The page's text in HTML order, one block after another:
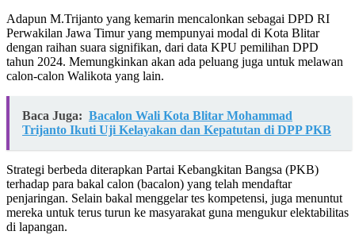
Adapun M.Trijanto yang kemarin mencalonkan sebagai DPD RI
Perwakilan Jawa Timur yang mempunyai modal di Kota Blitar
dengan raihan suara signifikan, dari data KPU pemilihan DPD
tahun 2024. Memungkinkan akan ada peluang juga untuk melawan
calon-calon Walikota yang lain.
Baca Juga: Bacalon Wali Kota Blitar Mohammad
Trijanto Ikuti Uji Kelayakan dan Kepatutan di DPP PKB
Strategi berbeda diterapkan Partai Kebangkitan Bangsa (PKB)
terhadap para bakal calon (bacalon) yang telah mendaftar
penjaringan. Selain bakal menggelar tes kompetensi, juga menuntut
mereka untuk terus turun ke masyarakat guna mengukur elektabilitas
di lapangan.